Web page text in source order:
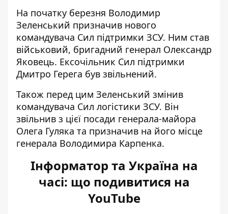
На початку березня Володимир
Зеленський призначив нового
командувача Сил підтримки ЗСУ. Ним став
військовий, бригадний генерал Олександр
Яковець. Ексочільник Сил підтримки
Дмитро Герега був звільнений.
Також перед цим Зеленський змінив
командувача Сил логістики ЗСУ. Він
звільнив з цієї посади генерала-майора
Олега Гуляка та призначив на його місце
генерала Володимира Карпенка.
Інформатор та Україна на
часі: що подивитися на
YouTube